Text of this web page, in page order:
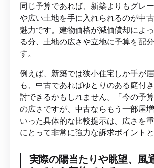
同じ予算であれば、新築よりもグレ
や広い土地を手に入れられるのが中
魅力です。建物価格が減価償却によ
る分、土地の広さや立地に予算を配
す。
例えば、新築では狭小住宅しか手が
も、中古であればゆとりのある庭付
討できるかもしれません。「今の予
の広さですが、中古ならもう一部屋
いった具体的な比較提示は、広さを
にとって非常に強力な訴求ポイントと
実際の陽当たりや眺望、風